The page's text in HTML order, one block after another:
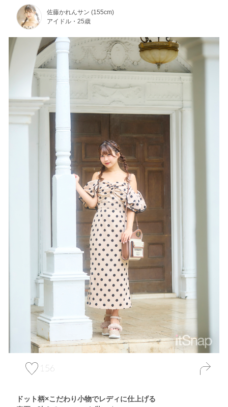
佐藤かれんサン (155cm)
アイドル・25歳
156
ドット柄×こだわり小物でレディに仕上げる